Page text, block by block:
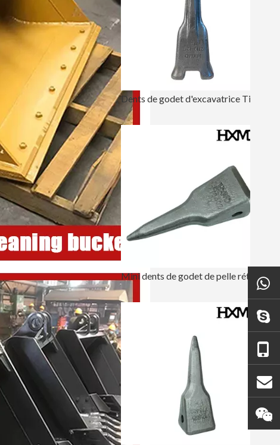
Mini dents de godet de pelle rétro Tiger CAT E325 7T3402TL